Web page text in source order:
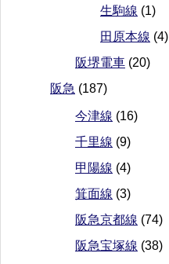
生駒線 (1)
田原本線 (4)
阪堺電車 (20)
阪急 (187)
今津線 (16)
千里線 (9)
甲陽線 (4)
箕面線 (3)
阪急京都線 (74)
阪急宝塚線 (38)